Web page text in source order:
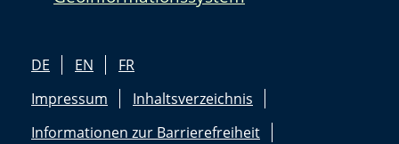
DE EN
FR
Impressum
Inhaltsverzeichnis
Informationen zur Barrierefreiheit